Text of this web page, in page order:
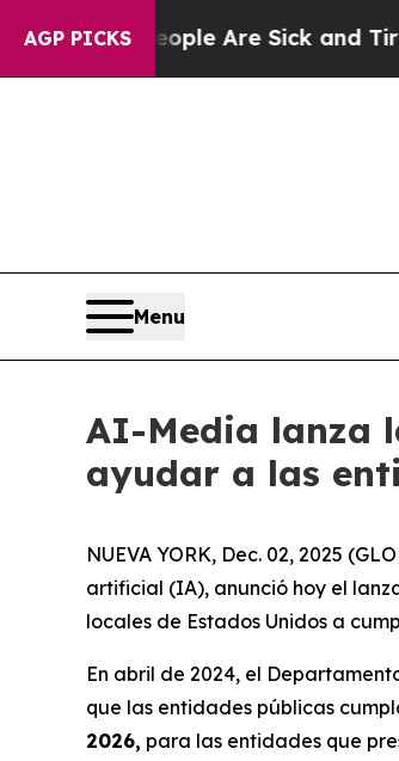
AGP PICKS
“People Are Sick and Tired of
Menu
AI-Media lanza
ayudar a las
NUEVA YORK, Dec. 02, 2025
artificial (IA), anunció hoy el
locales de Estados Unidos a
En abril de 2024, el
que las entidades públicas
2026, para las entidades que